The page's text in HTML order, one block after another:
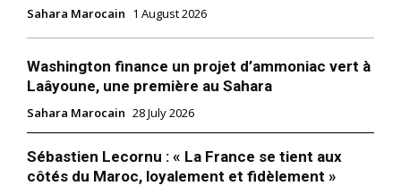
Sahara Marocain 1 August 2026
Washington finance un projet d’ammoniac vert à
Laâyoune, une première au Sahara
Sahara Marocain 28 July 2026
Sébastien Lecornu : « La France se tient aux
côtés du Maroc, loyalement et fidèlement »